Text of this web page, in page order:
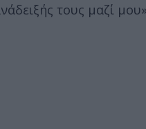
τους μαζί μου»